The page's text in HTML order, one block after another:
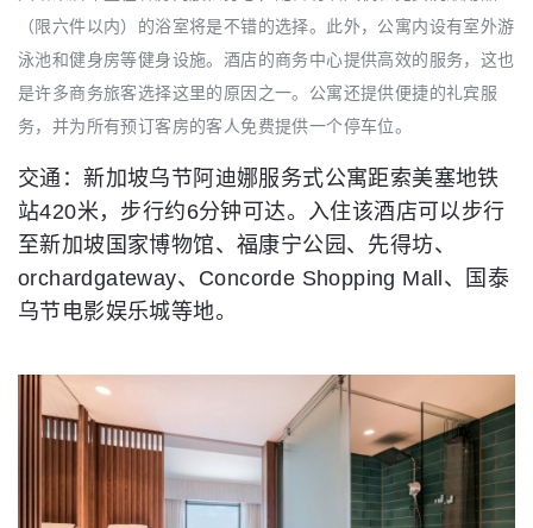
（限六件以内）的浴室将是不错的选择。此外，公寓内设有室外游
泳池和健身房等健身设施。酒店的商务中心提供高效的服务，这也
是许多商务旅客选择这里的原因之一。公寓还提供便捷的礼宾服
务，并为所有预订客房的客人免费提供一个停车位。
交通：新加坡乌节阿迪娜服务式公寓距索美塞地铁
站420米，步行约6分钟可达。入住该酒店可以步行
至新加坡国家博物馆、福康宁公园、先得坊、
orchardgateway、Concorde Shopping Mall、国泰
乌节电影娱乐城等地。